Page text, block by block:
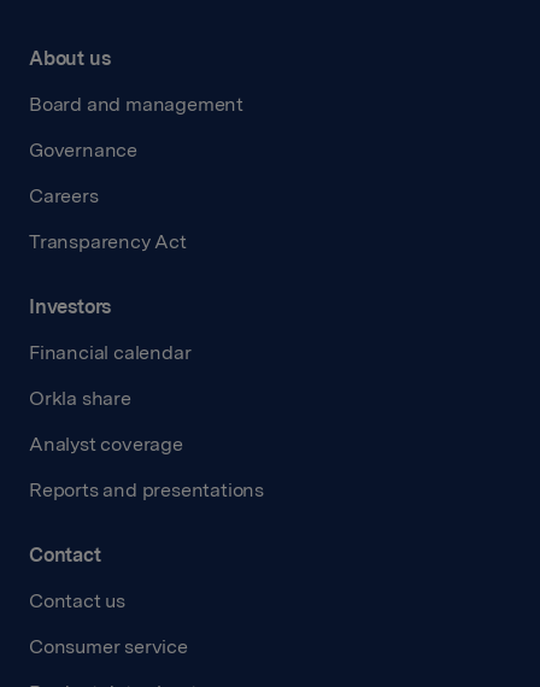
About us
Board and management
Governance
Careers
Transparency Act
Investors
Financial calendar
Orkla share
Analyst coverage
Reports and presentations
Contact
Contact us
Consumer service